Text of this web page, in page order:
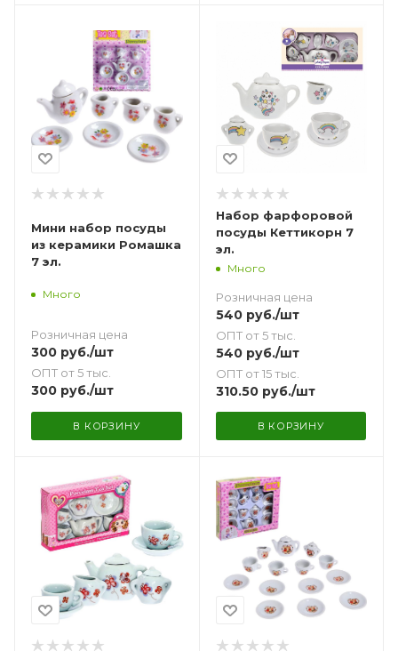
Мини набор посуды
из керамики Ромашка
7 эл.
Много
Розничная цена
300 руб./шт
ОПТ от 5 тыс.
300 руб./шт
В КОРЗИНУ
Набор фарфоровой
посуды Кеттикорн 7
эл.
Много
Розничная цена
540руб./шт
ОПТ от 5 тыс.
540руб./шт
ОПТ от 15 тыс.
310.50руб./шт
В КОРЗИНУ